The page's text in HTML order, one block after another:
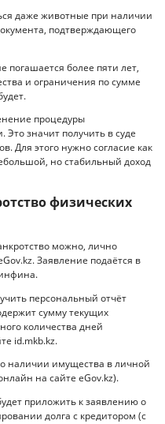
даже животные при наличии
подтверждающего
погашается более пяти лет,
и ограничения по сумме
процедуры
Это значит получить в суде
Для этого нужно согласие как
но стабильный доход
физических
можно, лично
Заявление подаётся в
персональный отчёт
сумму текущих
количества дней
id.mkb.kz.
наличии имущества в личной
на сайте eGov.kz).
приложить к заявлению о
долга с кредитором (с